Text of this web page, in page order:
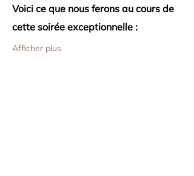
Voici ce que nous ferons au cours de
cette soirée exceptionnelle :
Afficher plus